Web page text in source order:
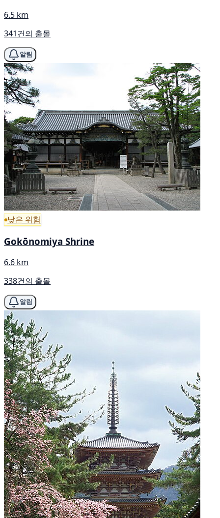
6.5 km
341건의 출몰
알림
낮은 위험
Gokōnomiya Shrine
6.6 km
338건의 출몰
알림